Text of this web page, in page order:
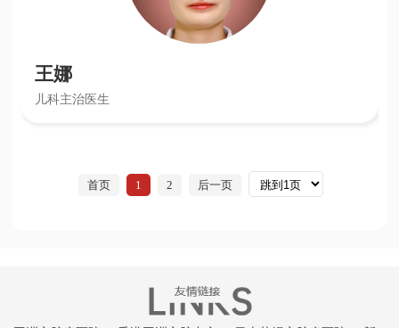
王娜
儿科主治医生
首页 1 2 后一页